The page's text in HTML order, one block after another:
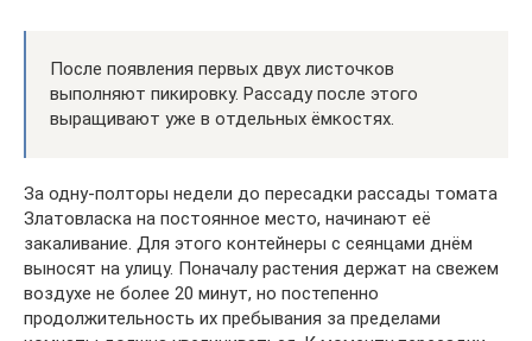
После появления первых двух листочков
выполняют пикировку. Рассаду после этого
выращивают уже в отдельных ёмкостях.
За одну-полторы недели до пересадки рассады томата
Златовласка на постоянное место, начинают её
закаливание. Для этого контейнеры с сеянцами днём
выносят на улицу. Поначалу растения держат на свежем
воздухе не более 20 минут, но постепенно
продолжительность их пребывания за пределами